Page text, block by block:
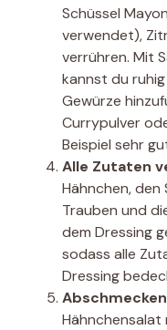
Schüssel
verwendet),
verrühren. Mit
kannst du
Gewürze
Currypulver
Beispiel sehr
Alle Zutaten
Hähnchen, den
Trauben und
dem Dressing
sodass alle
Dressing
Hähnchensalat